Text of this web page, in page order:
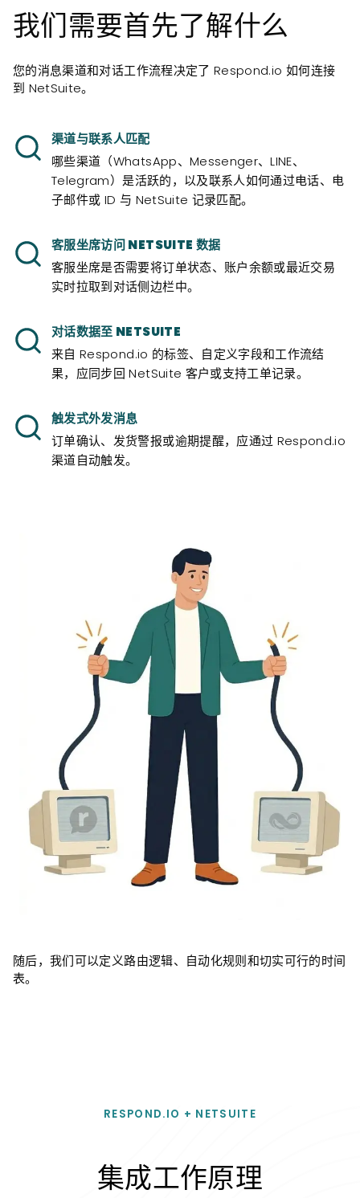
我们需要首先了解什么
您的消息渠道和对话工作流程决定了 Respond.io 如何连接
到 NetSuite。
渠道与联系人匹配
哪些渠道（WhatsApp、Messenger、LINE、
Telegram）是活跃的，以及联系人如何通过电话、电
子邮件或 ID 与 NetSuite 记录匹配。
客服坐席访问 NETSUITE 数据
客服坐席是否需要将订单状态、账户余额或最近交易
实时拉取到对话侧边栏中。
对话数据至 NETSUITE
来自 Respond.io 的标签、自定义字段和工作流结
果，应同步回 NetSuite 客户或支持工单记录。
触发式外发消息
订单确认、发货警报或逾期提醒，应通过 Respond.io
渠道自动触发。
随后，我们可以定义路由逻辑、自动化规则和切实可行的时间
表。
RESPOND.IO + NETSUITE
集成工作原理